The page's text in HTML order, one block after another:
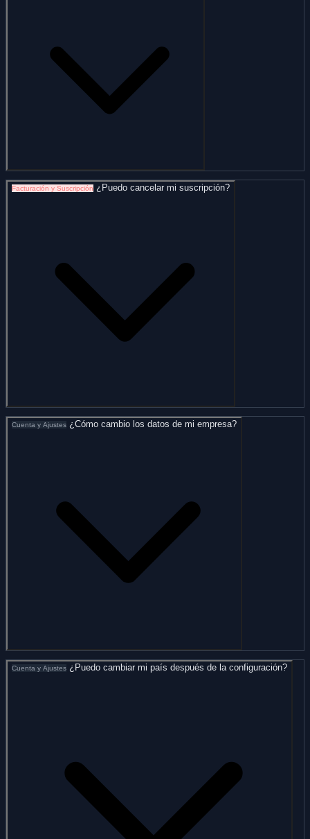
Facturación y Suscripción ¿Puedo cancelar mi suscripción?
Cuenta y Ajustes ¿Cómo cambio los datos de mi empresa?
Cuenta y Ajustes ¿Puedo cambiar mi país después de la configuración?